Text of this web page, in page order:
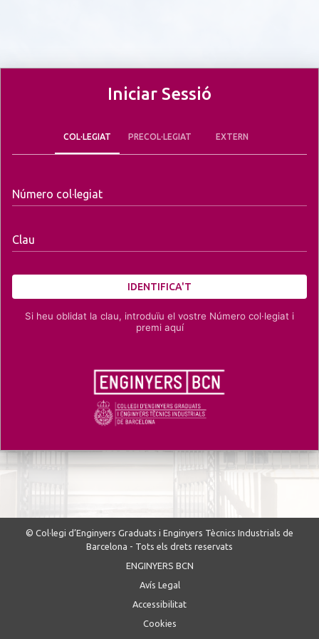
Iniciar Sessió
COL·LEGIAT PRECOL·LEGIAT EXTERN
Número col·legiat
Clau
IDENTIFICA'T
Si heu oblidat la clau, introduïu el vostre Número col·legiat i
premi aquí
© Col·legi d’Enginyers Graduats i Enginyers Tècnics Industrials de
Barcelona - Tots els drets reservats
ENGINYERS BCN
Avís Legal
Accessibilitat
Cookies